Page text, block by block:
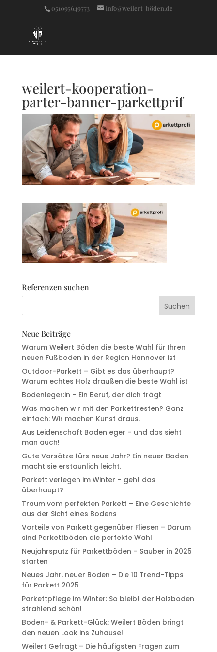
051095649773 info@weilert-böden.de
weilert-kooperation-
parter-banner-parkettprif
Referenzen suchen
Neue Beiträge
Warum Weilert Böden die beste Wahl für Ihren
neuen Fußboden in der Region Hannover ist
Outdoor-Parkett – Gibt es das überhaupt?
Warum echtes Holz draußen die beste Wahl ist
Bodenleger:in – Ein Beruf, der dich trägt
Was machen wir mit den Parkettresten? Ganz
einfach: Wir machen Kunst draus.
Aus Leidenschaft Bodenleger – und das sieht
man auch!
Gute Vorsätze fürs neue Jahr? Ein neuer Boden
macht sie erstaunlich leicht.
Parkett verlegen im Winter – geht das
überhaupt?
Traum vom perfekten Parkett – Eine Geschichte
aus der Sicht eines Bodens
Vorteile von Parkett gegenüber Fliesen – Darum
sind Parkettböden die perfekte Wahl
Neujahrsputz für Parkettböden – Sauber in 2025
starten
Neues Jahr, neuer Boden – Die 10 Trend-Tipps
für Parkett 2025
Parkettpflege im Winter: So bleibt der Holzboden
strahlend schön!
Boden- & Parkett-Glück: Weilert Böden bringt
den neuen Look ins Zuhause!
Weilert Gefragt – Die häufigsten Fragen zum